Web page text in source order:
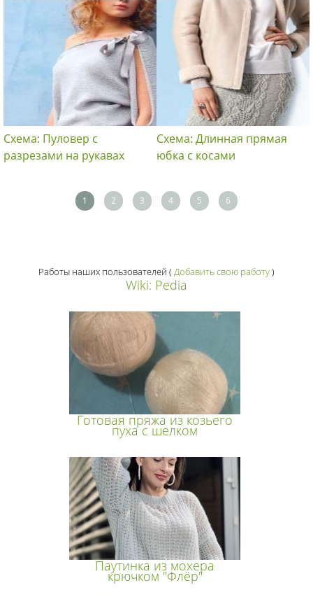
Схема: Пуловер с
разрезами на рукавах
Схема: Длинная прямая
юбка с косами
1 2 3 4 5 6
Работы наших пользователей ( Добавить свою работу)
Wiki: Pedia
Готовая пряжа из козьего
пуха с шелком
Паутинка из мохера
крючком "Флёр"